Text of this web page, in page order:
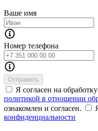
Ваше имя
Номер телефона
Отправить
Я согласен на
политикой в отношении
ознакомлен и согласен.
конфиденциальности